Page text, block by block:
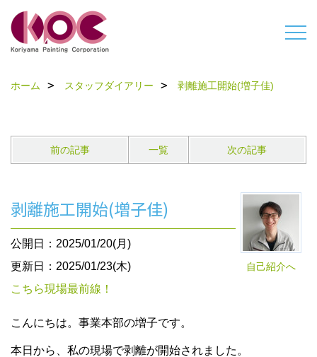
ホーム スタッフダイアリー 剥離施工開始(増子佳)
前の記事 一覧 次の記事
自己紹介へ
剥離施工開始(増子佳)
公開日：2025/01/20(月)
更新日：2025/01/23(木)
こちら現場最前線！
こんにちは。事業本部の増子です。
本日から、私の現場で剥離が開始されました。